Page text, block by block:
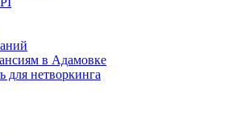
в Адамовке
для нетворкинга